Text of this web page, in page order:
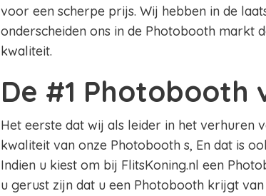
voor een scherpe prijs. Wij hebben in de
onderscheiden ons in de Photobooth markt
kwaliteit.
De #1 Photobooth
Het eerste dat wij als leider in het verhuren
kwaliteit van onze Photobooth s, En dat is
Indien u kiest om bij FlitsKoning.nl een
u gerust zijn dat u een Photobooth krijgt